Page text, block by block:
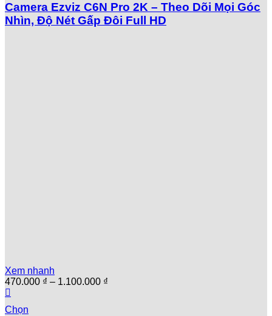
Camera Ezviz C6N Pro 2K – Theo Dõi Mọi Góc
Nhìn, Độ Nét Gấp Đôi Full HD
Xem nhanh
470.000 ₫ – 1.100.000 ₫
Chọn